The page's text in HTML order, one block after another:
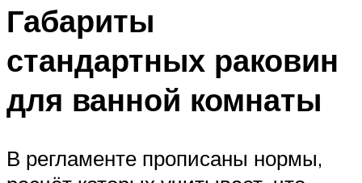
Габариты
стандартных раковин
для ванной комнаты
В регламенте прописаны нормы,